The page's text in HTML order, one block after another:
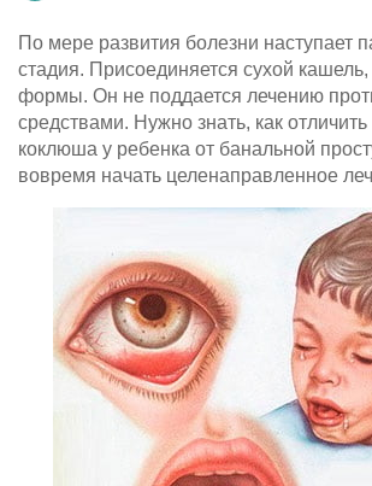
По мере развития болезни наступает
стадия. Присоединяется сухой кашель,
формы. Он не поддается лечению
средствами. Нужно знать, как отличить
коклюша у ребенка от банальной
вовремя начать целенаправленное